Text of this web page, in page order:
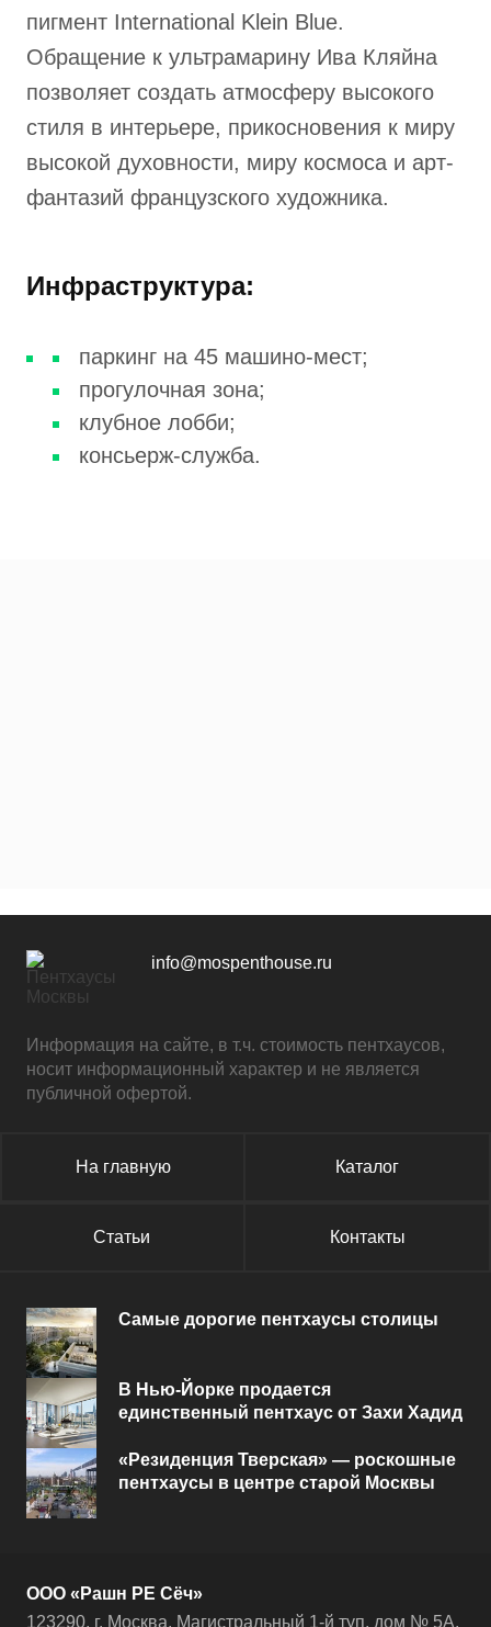
пигмент International Klein Blue.
Обращение к ультрамарину Ива Кляйна
позволяет создать атмосферу высокого
стиля в интерьере, прикосновения к миру
высокой духовности, миру космоса и арт-
фантазий французского художника.
Инфраструктура:
паркинг на 45 машино-мест;
прогулочная зона;
клубное лобби;
консьерж-служба.
info@mospenthouse.ru
Информация на сайте, в т.ч. стоимость пентхаусов,
носит информационный характер и не является
публичной офертой.
На главную Каталог
Статьи Контакты
Самые дорогие пентхаусы столицы
В Нью-Йорке продается
единственный пентхаус от Захи Хадид
«Резиденция Тверская» — роскошные
пентхаусы в центре старой Москвы
ООО «Рашн РЕ Сёч»
123290, г. Москва, Магистральный 1-й туп, дом № 5А,